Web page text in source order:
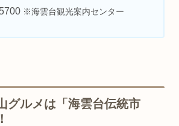
※海雲台観光案内センター
グルメは「海雲台伝統市